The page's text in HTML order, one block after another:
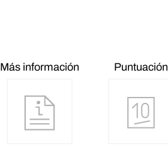
Más información Puntuación